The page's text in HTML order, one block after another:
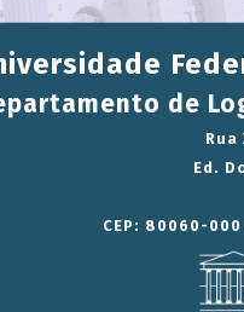
de
Rua
Ed.
CEP: 80060-